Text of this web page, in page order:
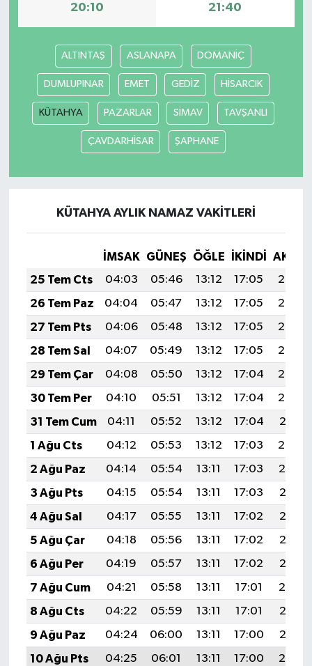
20:10 21:40
ALTINTAŞ ASLANAPA DOMANİÇ
DUMLUPINAR EMET GEDİZ HİSARCIK
KÜTAHYA PAZARLAR SİMAV TAVŞANLI
ÇAVDARHİSAR ŞAPHANE
KÜTAHYA AYLIK NAMAZ VAKITLERI
İMSAK GÜNEŞ ÖĞLE İKINDI
25 Tem Cts
04:03 05:46 13:12 17:05
20:27
26 Tem Paz
04:04 05:47 13:12 17:05
20:26
27 Tem Pts
04:06 05:48 13:12 17:05
20:25
28 Tem Sal
04:07 05:49 13:12 17:05
20:24
29 Tem Çar
04:08 05:50 13:12 17:04
20:23
30 Tem Per
04:10 05:51 13:12 17:04
20:22
31 Tem Cum
04:11 05:52 13:12 17:04
20:21
1 Ağu Cts
04:12 05:53 13:12 17:03
20:20
2 Ağu Paz
04:14 05:54 13:11 17:03
20:19
3 Ağu Pts
04:15 05:54 13:11 17:03
20:18
4 Ağu Sal
04:17 05:55 13:11 17:02
20:17
5 Ağu Çar
04:18 05:56 13:11 17:02
20:16
6 Ağu Per
04:19 05:57 13:11 17:02
20:15
7 Ağu Cum
04:21 05:58 13:11 17:01
20:14
8 Ağu Cts
04:22 05:59 13:11 17:01
20:13
9 Ağu Paz
04:24 06:00 13:11 17:00
20:12
10 Ağu Pts
04:25 06:01 13:11 17:00
20:10